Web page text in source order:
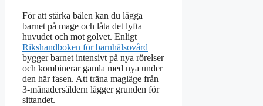
För att stärka bålen kan du lägga
barnet på mage och låta det lyfta
huvudet och mot golvet. Enligt
Rikshandboken för barnhälsovård
bygger barnet intensivt på nya rörelser
och kombinerar gamla med nya under
den här fasen. Att träna magläge från
3-månadersåldern lägger grunden för
sittandet.